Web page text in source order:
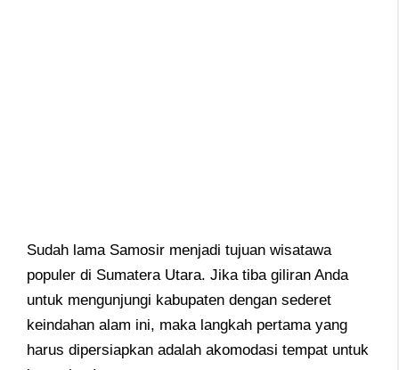
Sudah lama Samosir menjadi tujuan wisatawa
populer di Sumatera Utara. Jika tiba giliran Anda
untuk mengunjungi kabupaten dengan sederet
keindahan alam ini, maka langkah pertama yang
harus dipersiapkan adalah akomodasi tempat untuk